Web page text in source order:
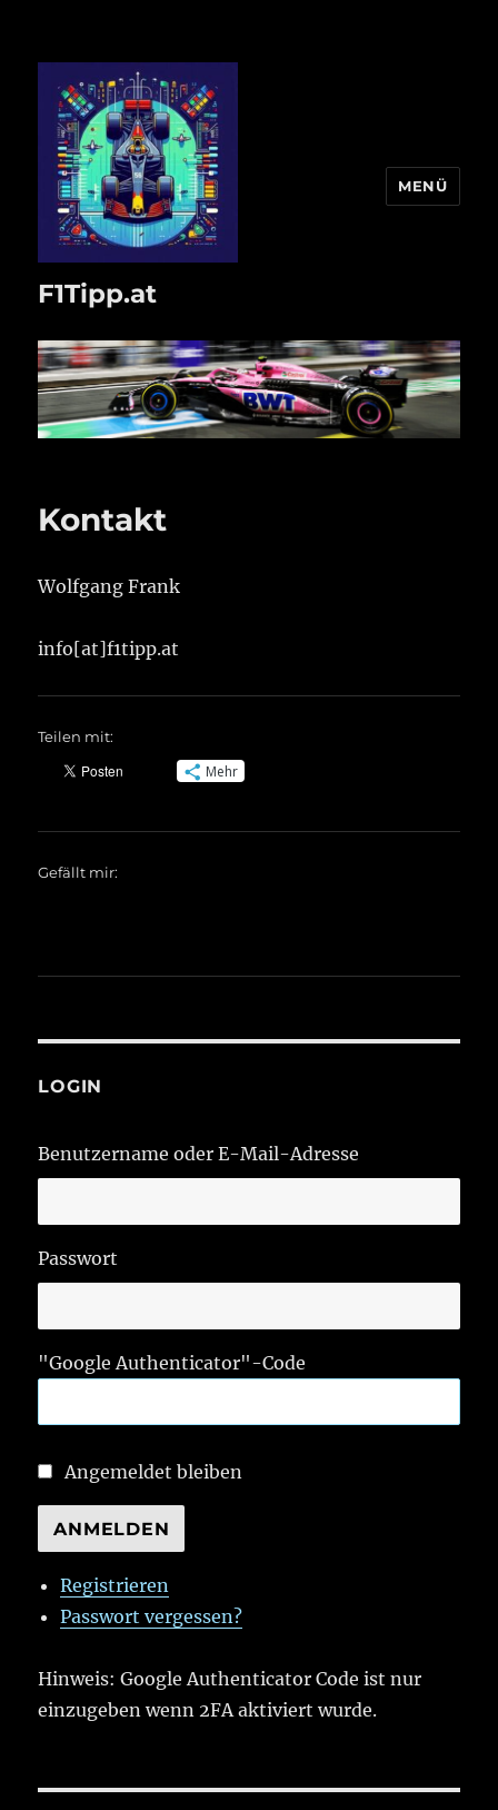
F1Tipp.at
MENÜ
Kontakt
Wolfgang Frank
info[at]f1tipp.at
Teilen mit:
Mehr
Gefällt mir:
LOGIN
Benutzername oder E-Mail-Adresse
Passwort
"Google Authenticator"-Code
Angemeldet bleiben
ANMELDEN
Registrieren
Passwort vergessen?
Hinweis: Google Authenticator Code ist nur
einzugeben wenn 2FA aktiviert wurde.